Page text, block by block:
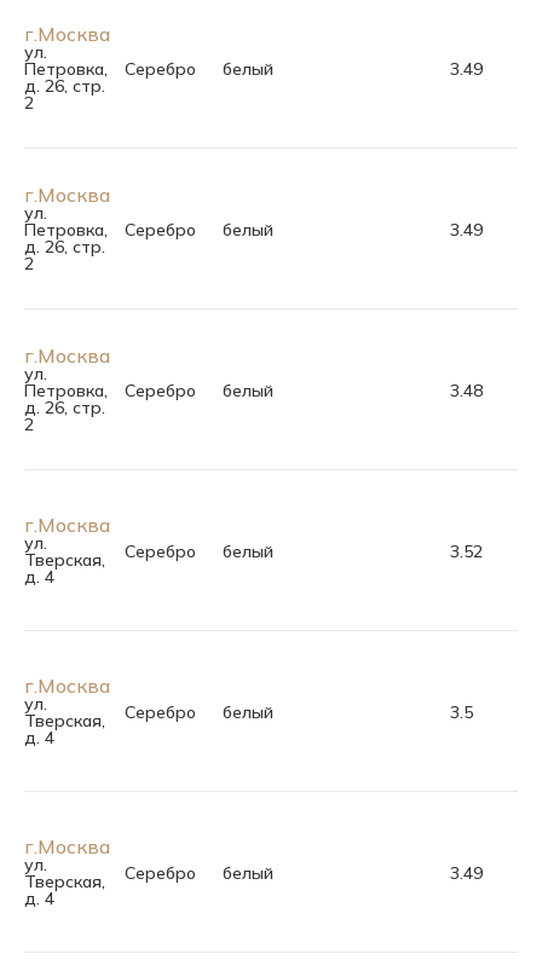
г.Москва
ул.
Петровка,
д. 26, стр.
2
Серебро белый 3.49
г.Москва
ул.
Петровка,
д. 26, стр.
2
Серебро белый 3.49
г.Москва
ул.
Петровка,
д. 26, стр.
2
Серебро белый 3.48
г.Москва
ул.
Тверская,
д. 4
Серебро белый 3.52
г.Москва
ул.
Тверская,
д. 4
Серебро белый 3.5
г.Москва
ул.
Тверская,
д. 4
Серебро белый 3.49